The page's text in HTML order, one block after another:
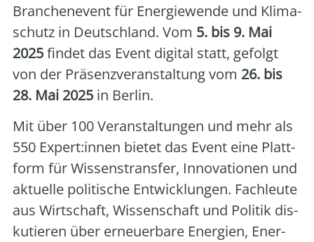
Bran­chen­event für Ener­gie­wen­de und Kli­ma­
schutz in Deutsch­land. Vom 5. bis 9. Mai
2025fin­det das Event digi­tal statt, gefolgt
von der Prä­senz­ver­an­stal­tung vom 26. bis
28. Mai 2025 in Ber­lin.
Mit über 100 Ver­an­stal­tun­gen und mehr als
550 Expert:innen bie­tet das Event eine Platt­
form für Wis­sens­trans­fer, Inno­va­tio­nen und
aktu­el­le poli­ti­sche Ent­wick­lun­gen. Fach­leu­te
aus Wirt­schaft, Wis­sen­schaft und Poli­tik dis­
ku­tie­ren über erneu­er­ba­re Ener­gien, Ener­